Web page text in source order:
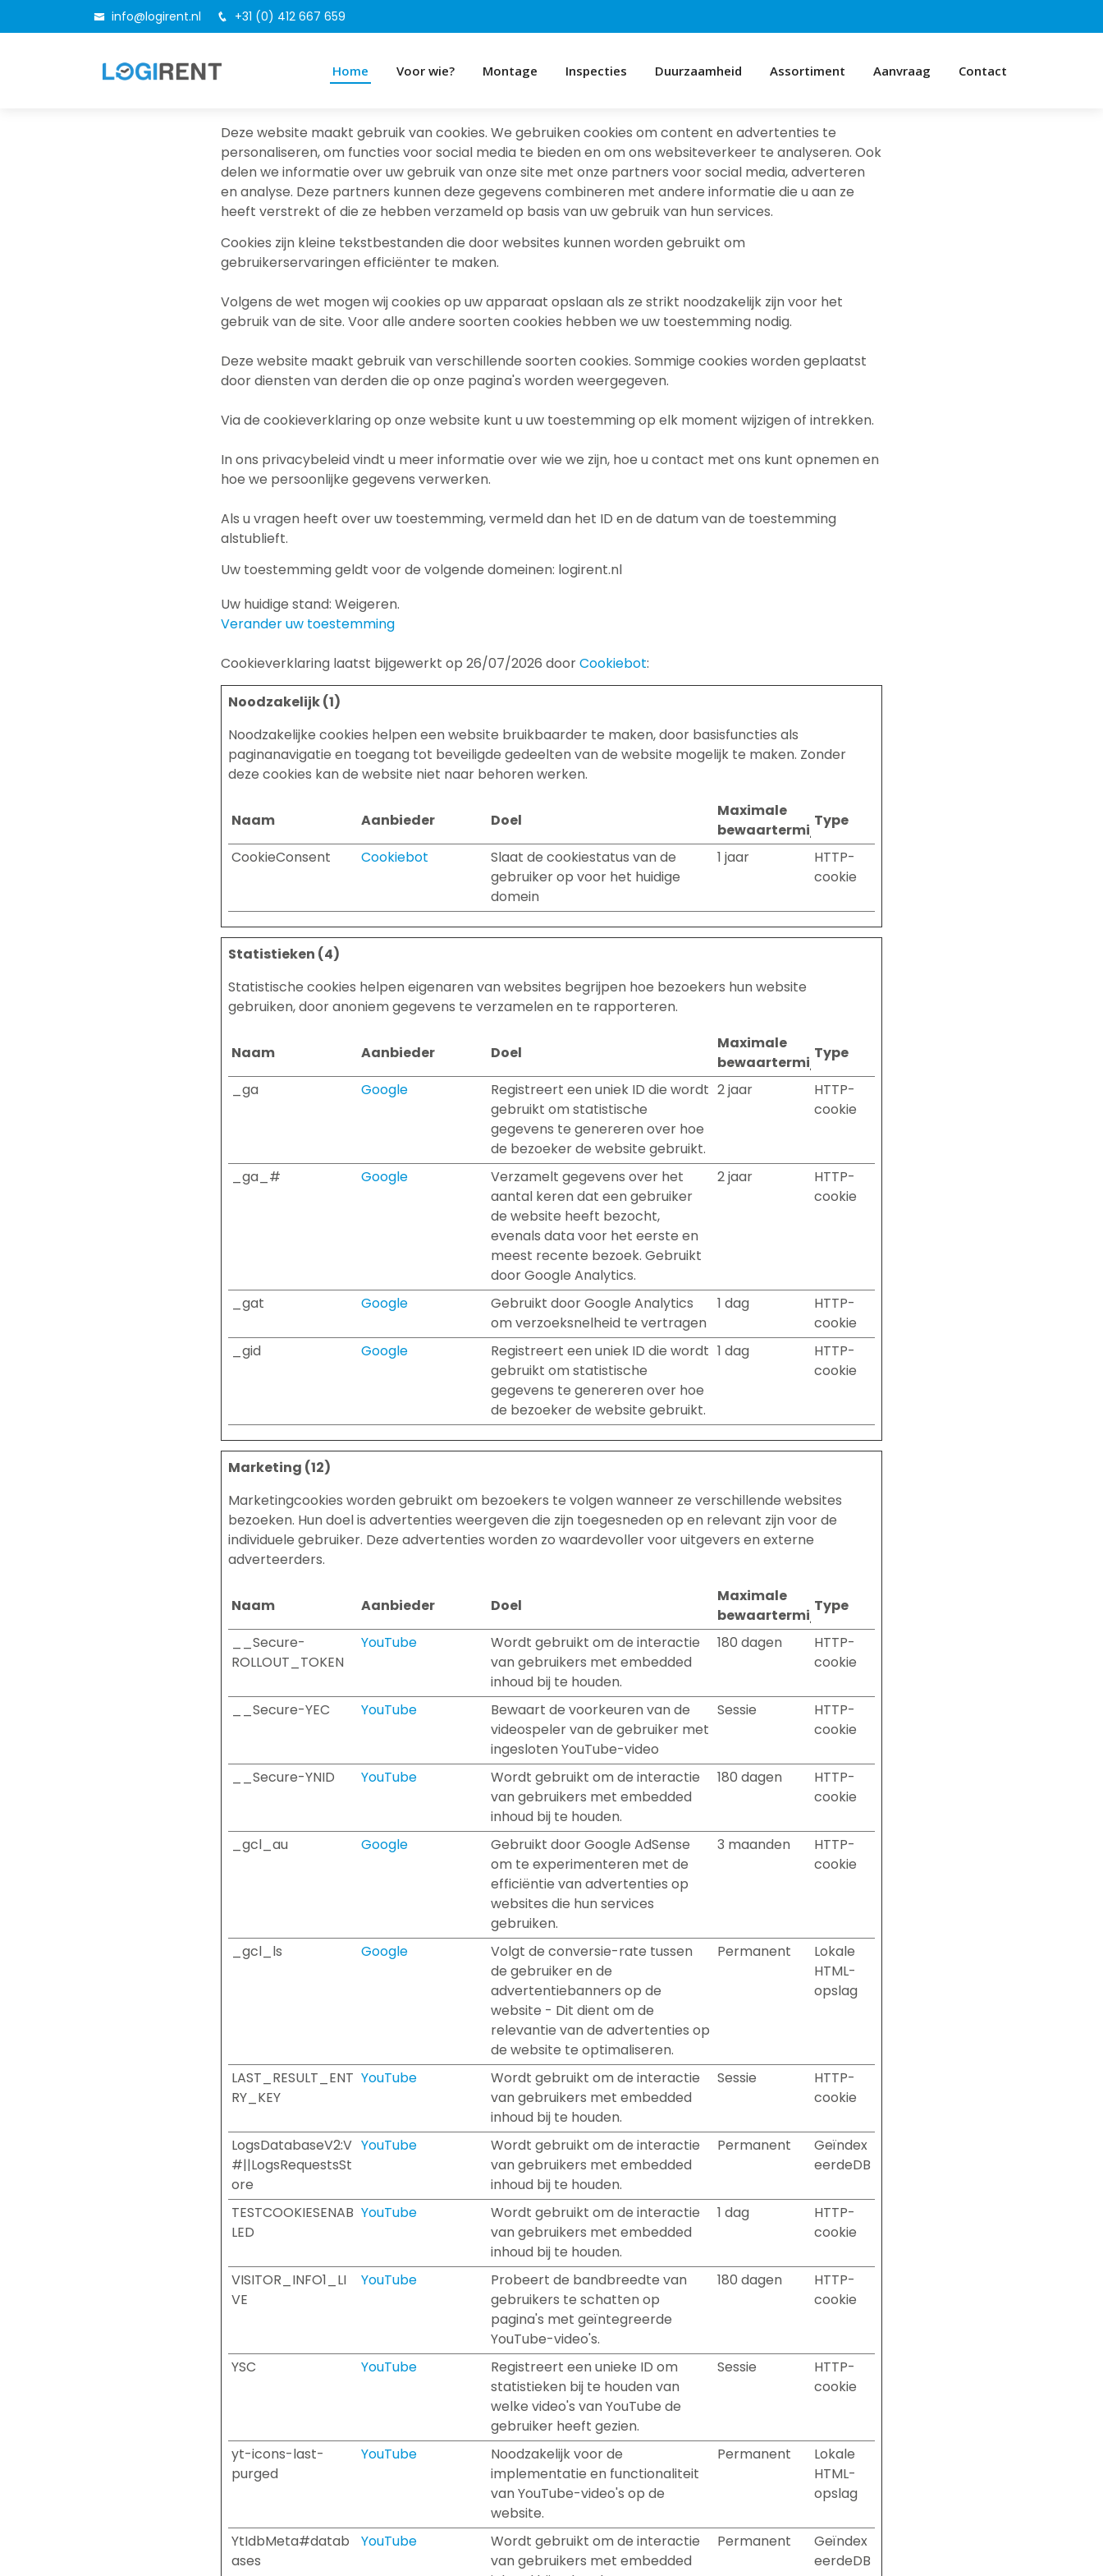
info@logirent.nl +31 (0) 412 667 659
Home Voor wie? Montage Inspecties Duurzaamheid Assortiment Aanvraag Contact
Deze website maakt gebruik van cookies. We gebruiken cookies om content en advertenties te
personaliseren, om functies voor social media te bieden en om ons websiteverkeer te analyseren. Ook
delen we informatie over uw gebruik van onze site met onze partners voor social media, adverteren
en analyse. Deze partners kunnen deze gegevens combineren met andere informatie die u aan ze
heeft verstrekt of die ze hebben verzameld op basis van uw gebruik van hun services.
Cookies zijn kleine tekstbestanden die door websites kunnen worden gebruikt om
gebruikerservaringen efficiënter te maken.
Volgens de wet mogen wij cookies op uw apparaat opslaan als ze strikt noodzakelijk zijn voor het
gebruik van de site. Voor alle andere soorten cookies hebben we uw toestemming nodig.
Deze website maakt gebruik van verschillende soorten cookies. Sommige cookies worden geplaatst
door diensten van derden die op onze pagina's worden weergegeven.
Via de cookieverklaring op onze website kunt u uw toestemming op elk moment wijzigen of intrekken.
In ons privacybeleid vindt u meer informatie over wie we zijn, hoe u contact met ons kunt opnemen en
hoe we persoonlijke gegevens verwerken.
Als u vragen heeft over uw toestemming, vermeld dan het ID en de datum van de toestemming
alstublieft.
Uw toestemming geldt voor de volgende domeinen: logirent.nl
Uw huidige stand: Weigeren.
Verander uw toestemming
Cookieverklaring laatst bijgewerkt op 26/07/2026 doorCookiebot:
Noodzakelijk (1)
Noodzakelijke cookies helpen een website bruikbaarder te maken, door basisfuncties als
paginanavigatie en toegang tot beveiligde gedeelten van de website mogelijk te maken. Zonder
deze cookies kan de website niet naar behoren werken.
Naam Aanbieder Doel
Maximale
bewaartermijn
Type
CookieConsent
Cookiebot
Slaat de cookiestatus van de
gebruiker op voor het huidige
domein
1 jaar
HTTP-
cookie
Statistieken (4)
Statistische cookies helpen eigenaren van websites begrijpen hoe bezoekers hun website
gebruiken, door anoniem gegevens te verzamelen en te rapporteren.
Naam Aanbieder Doel
Maximale
bewaartermijn
Type
_ga
Google
Registreert een uniek ID die wordt
gebruikt om statistische
gegevens te genereren over hoe
de bezoeker de website gebruikt.
2 jaar
HTTP-
cookie
_ga_# Google
Verzamelt gegevens over het
aantal keren dat een gebruiker
de website heeft bezocht,
evenals data voor het eerste en
meest recente bezoek. Gebruikt
door Google Analytics.
2 jaar
HTTP-
cookie
_gat Google
Gebruikt door Google Analytics
om verzoeksnelheid te vertragen
1 dag
HTTP-
cookie
_gid
Google
Registreert een uniek ID die wordt
gebruikt om statistische
gegevens te genereren over hoe
de bezoeker de website gebruikt.
1 dag
HTTP-
cookie
Marketing (12)
Marketingcookies worden gebruikt om bezoekers te volgen wanneer ze verschillende websites
bezoeken. Hun doel is advertenties weergeven die zijn toegesneden op en relevant zijn voor de
individuele gebruiker. Deze advertenties worden zo waardevoller voor uitgevers en externe
adverteerders.
Naam Aanbieder Doel
Maximale
bewaartermijn
Type
__Secure-
ROLLOUT_TOKEN
YouTube
Wordt gebruikt om de interactie
van gebruikers met embedded
inhoud bij te houden.
180 dagen
HTTP-
cookie
__Secure-YEC YouTube
Bewaart de voorkeuren van de
videospeler van de gebruiker met
ingesloten YouTube-video
Sessie
HTTP-
cookie
__Secure-YNID YouTube
Wordt gebruikt om de interactie
van gebruikers met embedded
inhoud bij te houden.
180 dagen
HTTP-
cookie
_gcl_au Google
Gebruikt door Google AdSense
om te experimenteren met de
efficiëntie van advertenties op
websites die hun services
gebruiken.
3 maanden
HTTP-
cookie
_gcl_ls Google
Volgt de conversie-rate tussen
de gebruiker en de
advertentiebanners op de
website - Dit dient om de
relevantie van de advertenties op
de website te optimaliseren.
Permanent
Lokale
HTML-
opslag
LAST_RESULT_ENT
RY_KEY
YouTube
Wordt gebruikt om de interactie
van gebruikers met embedded
inhoud bij te houden.
Sessie
HTTP-
cookie
LogsDatabaseV2:V
#||LogsRequestsSt
ore
YouTube
Wordt gebruikt om de interactie
van gebruikers met embedded
inhoud bij te houden.
Permanent
Geïndex
eerdeDB
TESTCOOKIESENAB
LED
YouTube
Wordt gebruikt om de interactie
van gebruikers met embedded
inhoud bij te houden.
1 dag
HTTP-
cookie
VISITOR_INFO1_LI
VE
YouTube
Probeert de bandbreedte van
gebruikers te schatten op
pagina's met geïntegreerde
YouTube-video's.
180 dagen
HTTP-
cookie
YSC YouTube
Registreert een unieke ID om
statistieken bij te houden van
welke video's van YouTube de
gebruiker heeft gezien.
Sessie
HTTP-
cookie
yt-icons-last-
purged
YouTube
Noodzakelijk voor de
implementatie en functionaliteit
van YouTube-video's op de
website.
Permanent
Lokale
HTML-
opslag
YtIdbMeta#datab
ases
YouTube
Wordt gebruikt om de interactie
van gebruikers met embedded
Permanent
Geïndex
eerdeDB